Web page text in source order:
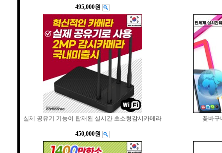
495,000원
실제 공유기 기능이 탑재된 실시간 초소형감시카메라
450,000원
꽃바구